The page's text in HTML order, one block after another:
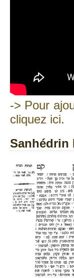
-> Pour
cliquez ici.
Sanhédrin